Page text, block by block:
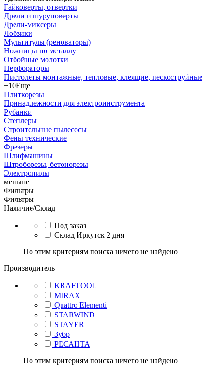
Гайковерты, отвертки
Дрели и шуруповерты
Дрели-миксеры
Лобзики
Мультитулы (реноваторы)
Ножницы по металлу
Отбойные молотки
Перфораторы
Пистолеты монтажные, тепловые, клеящие, пескоструйные
+10Еще
Плиткорезы
Принадлежности для электроинструмента
Рубанки
Степлеры
Строительные пылесосы
Фены технические
Фрезеры
Шлифмашины
Штроборезы, бетонорезы
Электропилы
меньше
Фильтры
Фильтры
Наличие/Склад
Под заказ
Склад Иркутск 2 дня
По этим критериям поиска ничего не найдено
Производитель
KRAFTOOL
MIRAX
Quattro Elementi
STARWIND
STAYER
Зубр
РЕСАНТА
По этим критериям поиска ничего не найдено